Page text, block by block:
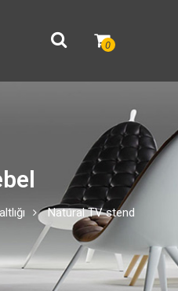
0
Natural TV stend